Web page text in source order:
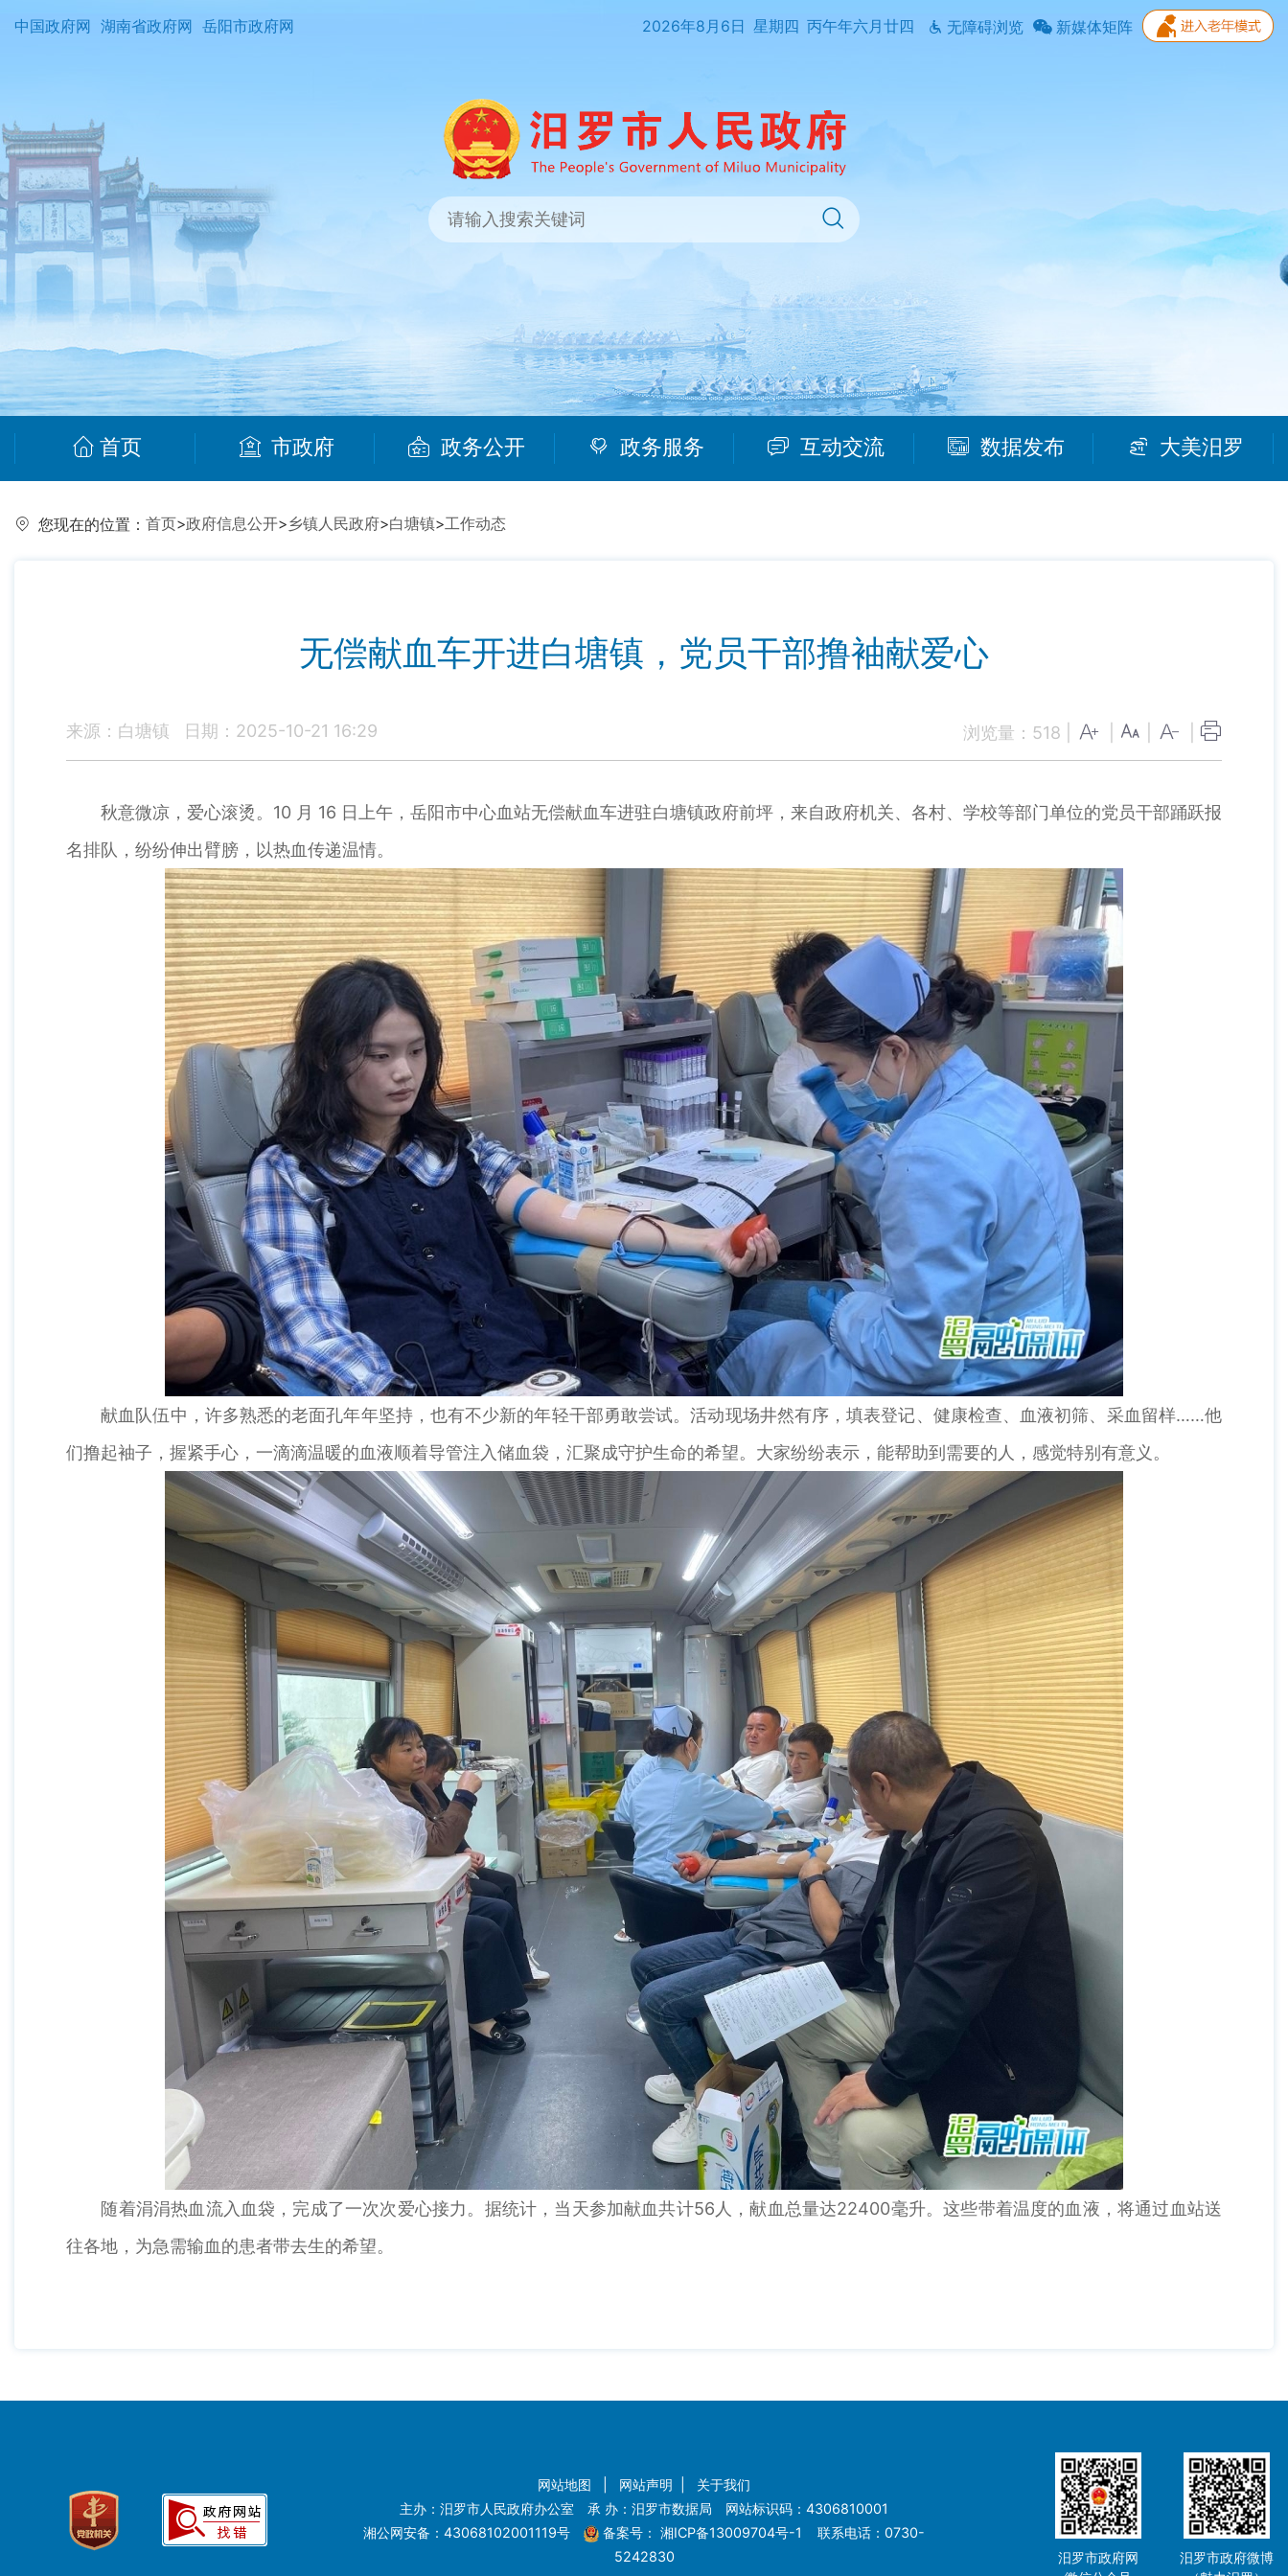
中国政府网 湖南省政府网 岳阳市政府网 2026年8月6日 星期四 丙午年六月廿四 无障碍浏览 新媒体矩阵
首页 市政府 政务公开 政务服务 互动交流 数据发布 大美汨罗
您现在的位置： 首页>政府信息公开>乡镇人民政府>白塘镇>工作动态
无偿献血车开进白塘镇，党员干部撸袖献爱心
来源：白塘镇 日期：2025-10-21 16:29 浏览量： 518
秋意微凉，爱心滚烫。10 月 16 日上午，岳阳市中心血站无偿献血车进驻白塘镇政府前坪，来自政府机关、各村、学校等部门单位的党员干部踊跃报
名排队，纷纷伸出臂膀，以热血传递温情。
献血队伍中，许多熟悉的老面孔年年坚持，也有不少新的年轻干部勇敢尝试。活动现场井然有序，填表登记、健康检查、血液初筛、采血留样……他
们撸起袖子，握紧手心，一滴滴温暖的血液顺着导管注入储血袋，汇聚成守护生命的希望。大家纷纷表示，能帮助到需要的人，感觉特别有意义。
随着涓涓热血流入血袋，完成了一次次爱心接力。据统计，当天参加献血共计56人，献血总量达22400毫升。这些带着温度的血液，将通过血站送
往各地，为急需输血的患者带去生的希望。
网站地图 网站声明
关于我们
主办：汨罗市人民政府办公室 承 办：汨罗市数据局 网站标识码：4306810001
湘公网安备：43068102001119号
备案号： 湘ICP备13009704号-1
联系电话：0730-
5242830
汨罗市政府网
汨罗市政府微博